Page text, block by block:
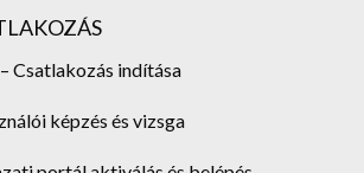
– Csatlakozás indítása
képzés és vizsga